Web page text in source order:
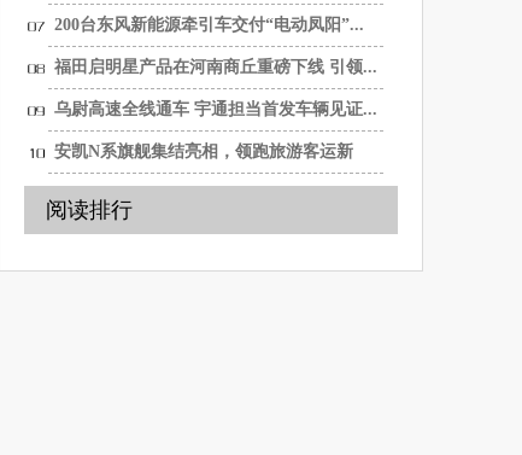
200台东风新能源牵引车交付“电动凤阳”...
福田启明星产品在河南商丘重磅下线 引领...
乌尉高速全线通车 宇通担当首发车辆见证...
安凯N系旗舰集结亮相，领跑旅游客运新
阅读排行